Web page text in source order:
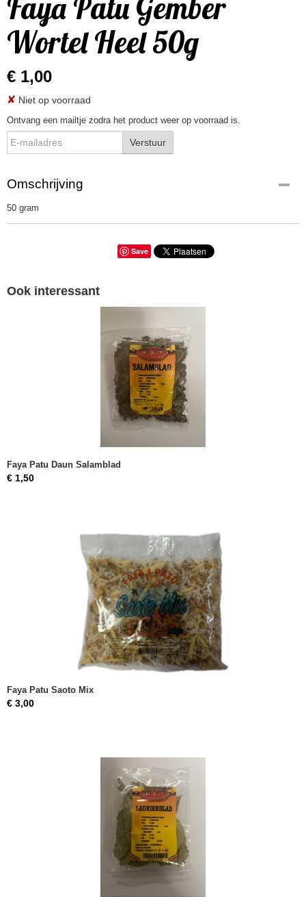
Faya Patu Gember
Wortel Heel 50g
€ 1,00
✘ Niet op voorraad
Ontvang een mailtje zodra het product weer op voorraad is.
Verstuur
Omschrijving
50 gram
Save
Ook interessant
Faya Patu Daun Salamblad
€ 1,50
Faya Patu Saoto Mix
€ 3,00